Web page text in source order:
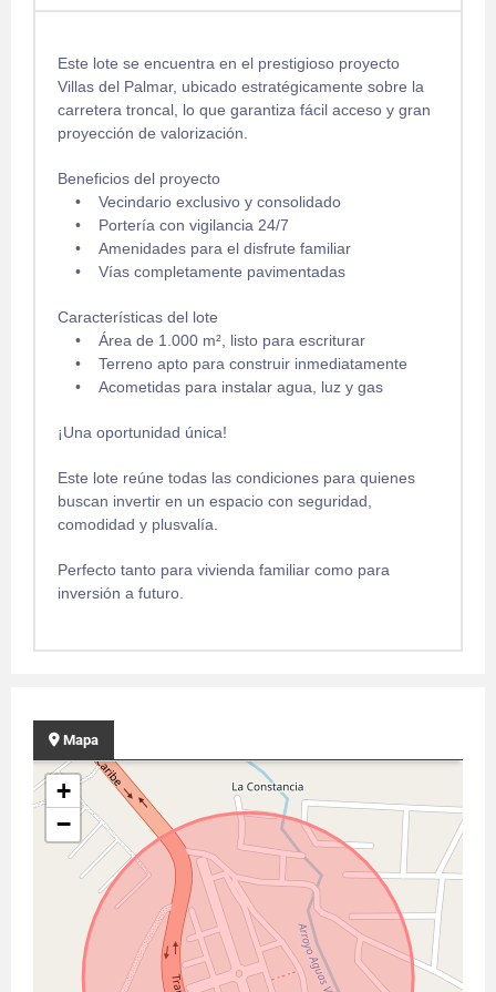
Este lote se encuentra en el prestigioso proyecto
Villas del Palmar, ubicado estratégicamente sobre la
carretera troncal, lo que garantiza fácil acceso y gran
proyección de valorización.
Beneficios del proyecto
• Vecindario exclusivo y consolidado
• Portería con vigilancia 24/7
• Amenidades para el disfrute familiar
• Vías completamente pavimentadas
Características del lote
• Área de 1.000 m², listo para escriturar
• Terreno apto para construir inmediatamente
• Acometidas para instalar agua, luz y gas
¡Una oportunidad única!
Este lote reúne todas las condiciones para quienes
buscan invertir en un espacio con seguridad,
comodidad y plusvalía.
Perfecto tanto para vivienda familiar como para
inversión a futuro.
Mapa
+
−